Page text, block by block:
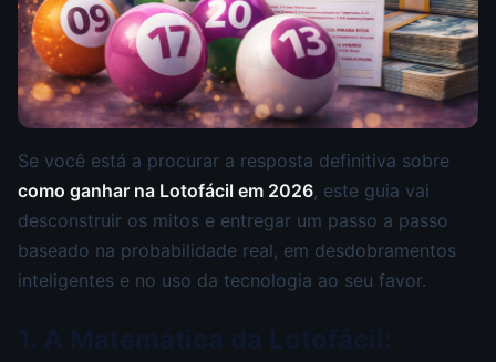
Se você está a procurar a resposta definitiva sobre
como ganhar na Lotofácil em 2026, este guia vai
desconstruir os mitos e entregar um passo a passo
baseado na probabilidade real, em desdobramentos
inteligentes e no uso da tecnologia ao seu favor.